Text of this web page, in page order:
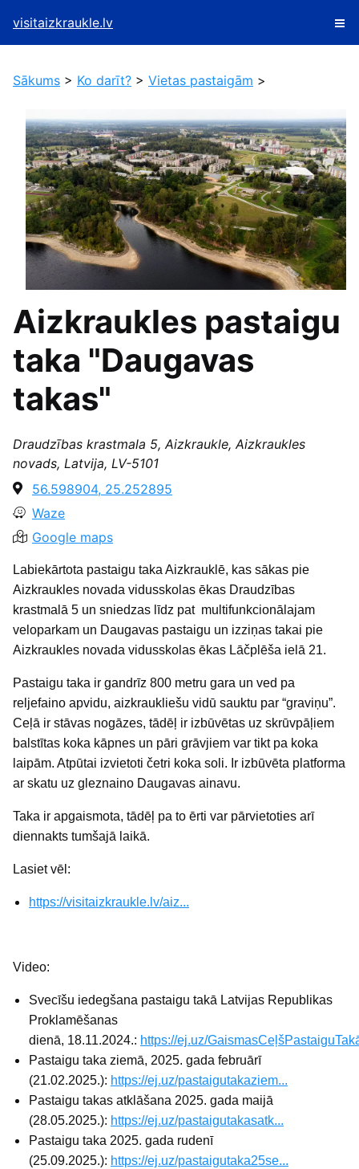
visitaizkraukle.lv
Sākums > Ko darīt? > Vietas pastaigām >
Aizkraukles pastaigu
taka "Daugavas
takas"
Draudzības krastmala 5, Aizkraukle, Aizkraukles
novads, Latvija, LV-5101
56.598904, 25.252895
Waze
Google maps
Labiekārtota pastaigu taka Aizkrauklē, kas sākas pie
Aizkraukles novada vidusskolas ēkas Draudzības
krastmalā 5 un sniedzas līdz pat multifunkcionālajam
veloparkam un Daugavas pastaigu un izziņas takai pie
Aizkraukles novada vidusskolas ēkas Lāčplēša ielā 21.
Pastaigu taka ir gandrīz 800 metru gara un ved pa
reljefaino apvidu, aizkraukliešu vidū sauktu par “graviņu”.
Ceļā ir stāvas nogāzes, tādēļ ir izbūvētas uz skrūvpāļiem
balstītas koka kāpnes un pāri grāvjiem var tikt pa koka
laipām. Atpūtai izvietoti četri koka soli. Ir izbūvēta platforma
ar skatu uz gleznaino Daugavas ainavu.
Taka ir apgaismota, tādēļ pa to ērti var pārvietoties arī
diennakts tumšajā laikā.
Lasiet vēl:
https://visitaizkraukle.lv/aiz...
Video:
Svecīšu iedegšana pastaigu takā Latvijas Republikas
Proklamēšanas
dienā, 18.11.2024.: https://ej.uz/
Pastaigu taka ziemā, 2025. gada februārī
(21.02.2025.): https://ej.uz/pastaigutakaziem...
Pastaigu takas atklāšana 2025. gada maijā
(28.05.2025.): https://ej.uz/pastaigutakasatk...
Pastaigu taka 2025. gada rudenī
(25.09.2025.): https://ej.uz/pastaigutaka25se...